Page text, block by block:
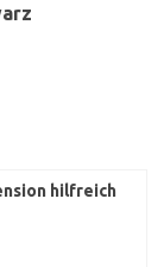
hilfreich